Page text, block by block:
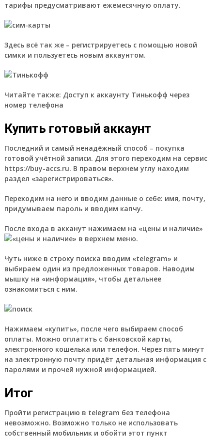
тарифы предусматривают ежемесячную оплату.
Здесь всё так же – регистрируетесь с помощью новой
симки и пользуетесь новым аккаунтом.
Читайте также: Доступ к аккаунту Тинькофф через
номер телефона
Купить готовый аккаунт
Последний и самый ненадёжный способ – покупка
готовой учётной записи. Для этого переходим на сервис
https://buy-accs.ru. В правом верхнем углу находим
раздел «зарегистрироваться».
Переходим на него и вводим данные о себе: имя, почту,
придумываем пароль и вводим капчу.
После входа в акканут нажимаем на «цены и наличие»
в верхнем меню.
Чуть ниже в строку поиска вводим «telegram» и
выбираем один из предложенных товаров. Наводим
мышку на «информация», чтобы детальнее
ознакомиться с ним.
Нажимаем «купить», после чего выбираем способ
оплаты. Можно оплатить с банковской карты,
электронного кошелька или телефон. Через пять минут
на электронную почту придёт детальная информация с
паролями и прочей нужной информацией.
Итог
Пройти регистрацию в telegram без телефона
невозможно. Возможно только не использовать
собственный мобильник и обойти этот пункт